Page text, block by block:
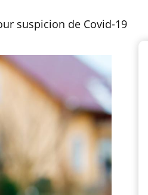
suspicion de Covid-19
Intolérance au gluten : les
nouvelles
recommandations de la
HAS